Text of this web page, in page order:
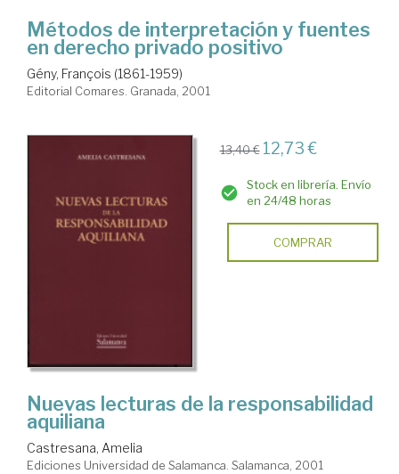
Métodos de interpretación y fuentes
en derecho privado positivo
Gény, François (1861-1959)
Editorial Comares. Granada, 2001
13,40 € 12,73 €
Stock en librería. Envío
en 24/48 horas
COMPRAR
Nuevas lecturas de la responsabilidad
aquiliana
Castresana, Amelia
Ediciones Universidad de Salamanca. Salamanca, 2001